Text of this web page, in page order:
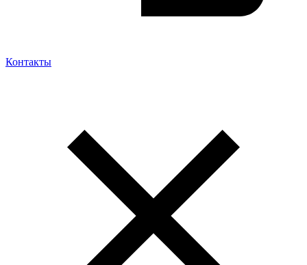
Контакты